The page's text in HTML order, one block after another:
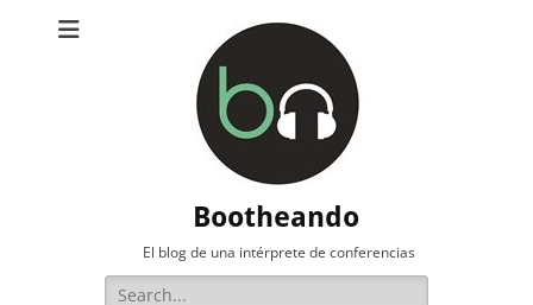
Bootheando
El blog de una intérprete de conferencias
Buscar: